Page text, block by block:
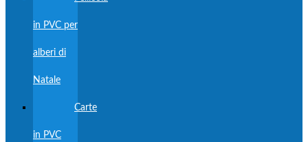
in PVC per
alberi di
Natale
Carte
in PVC